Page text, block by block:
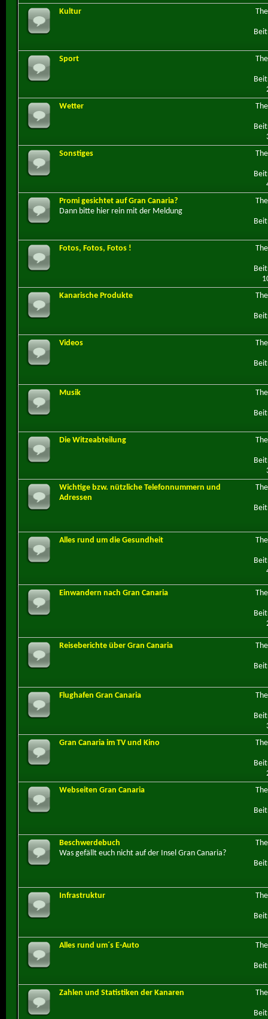
Kultur
Sport
Wetter
Sonstiges
Promi gesichtet auf Gran Canaria?
Dann bitte hier rein mit der Meldung
Fotos, Fotos, Fotos !
Kanarische Produkte
Videos
Musik
Die Witzeabteilung
Wichtige bzw. nützliche Telefonnummern und
Adressen
Alles rund um die Gesundheit
Einwandern nach Gran Canaria
Reiseberichte über Gran Canaria
Flughafen Gran Canaria
Gran Canaria im TV und Kino
Webseiten Gran Canaria
Beschwerdebuch
Was gefällt euch nicht auf der Insel Gran Canaria?
Infrastruktur
Alles rund um´s E-Auto
Zahlen und Statistiken der Kanaren